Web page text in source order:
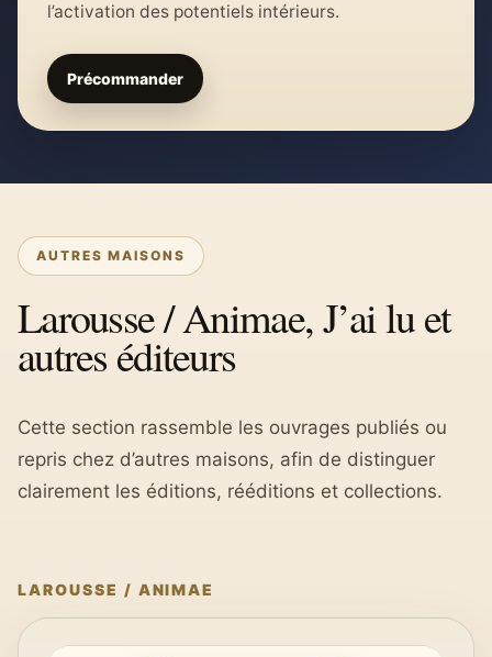
l’activation des potentiels intérieurs.
Précommander
AUTRES MAISONS
Larousse / Animae, J’ai lu et
autres éditeurs
Cette section rassemble les ouvrages publiés ou
repris chez d’autres maisons, afin de distinguer
clairement les éditions, rééditions et collections.
LAROUSSE / ANIMAE